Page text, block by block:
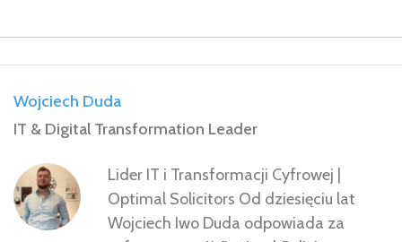
Wojciech Duda
IT & Digital Transformation Leader
Lider IT i Transformacji Cyfrowej |
Optimal Solicitors Od dziesięciu lat
Wojciech Iwo Duda odpowiada za